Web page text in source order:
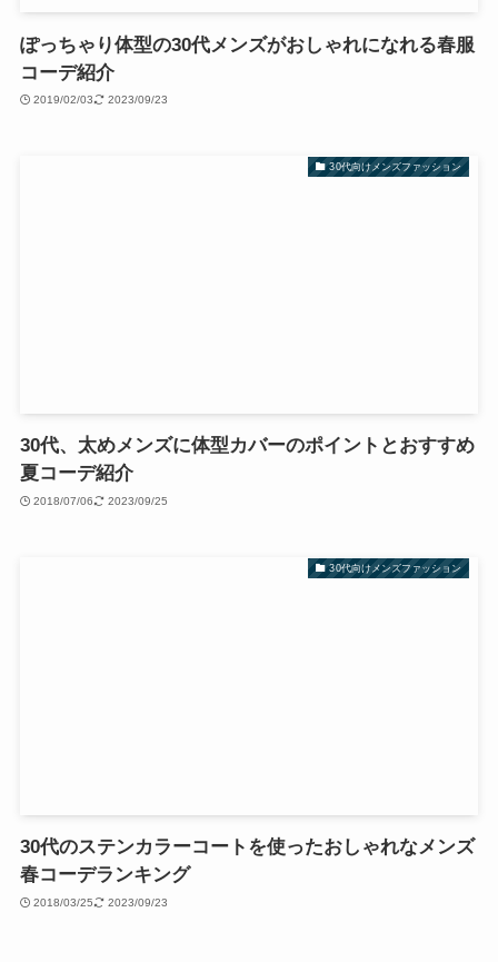
ぽっちゃり体型の30代メンズがおしゃれになれる春服
コーデ紹介
2019/02/03 2023/09/23
30代向けメンズファッション
30代、太めメンズに体型カバーのポイントとおすすめ
夏コーデ紹介
2018/07/06 2023/09/25
30代向けメンズファッション
30代のステンカラーコートを使ったおしゃれなメンズ
春コーデランキング
2018/03/25 2023/09/23